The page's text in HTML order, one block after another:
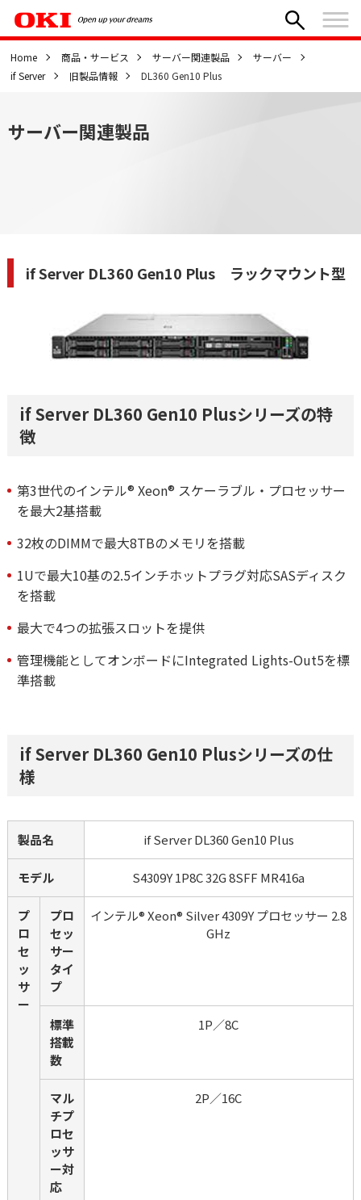
Home 商品・サービス サーバー関連製品
サーバー
if Server
旧製品情報 DL360 Gen10 Plus
サーバー関連製品
if Server DL360 Gen10 Plus ラックマウント型
if Server DL360 Gen10 Plusシリーズの特
徴
第3世代のインテル® Xeon® スケーラブル・プロセッサー
を最大2基搭載
32枚のDIMMで最大8TBのメモリを搭載
1Uで最大10基の2.5インチホットプラグ対応SASディスク
を搭載
最大で4つの拡張スロットを提供
管理機能としてオンボードにIntegrated Lights-Out5を標
準搭載
if Server DL360 Gen10 Plusシリーズの仕
様
製品名 if Server DL360 Gen10 Plus
モデル S4309Y 1P8C 32G 8SFF MR416a
プ
ロ
セ
ッ
サ
ー
プロ
セッ
サー
タイ
プ
インテル® Xeon® Silver 4309Y プロセッサー 2.8
GHz
標準
搭載
数
1P／8C
マル
チプ
ロセ
ッサ
ー対
応
2P／16C